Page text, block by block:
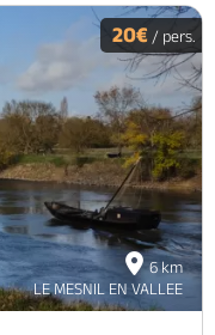
6 km
LE MESNIL EN VALLEE
20€ / pers.